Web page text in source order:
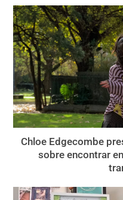
Chloe Edgecombe
sobre encontrar